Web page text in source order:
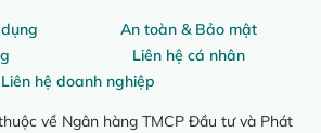
An toàn & Bảo mật
Liên hệ cá nhân
Liên hệ doanh nghiệp
về Ngân hàng TMCP Đầu tư và Phát